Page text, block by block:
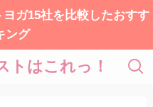
ヨガ15社を比較したおすす
ング
トはこれっ！